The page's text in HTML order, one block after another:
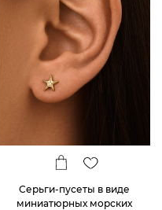
Серьги-пусеты в виде
миниатюрных морских